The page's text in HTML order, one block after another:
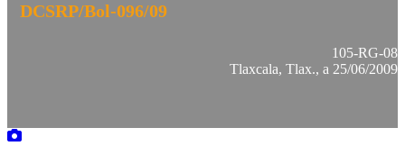
DCSRP/Bol-096/09
105-RG-08
Tlaxcala, Tlax., a 25/06/2009